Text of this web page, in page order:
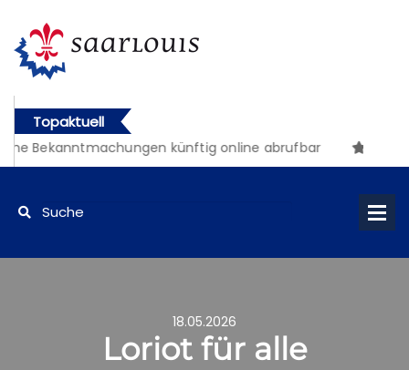
Topaktuell
Bekanntmachungen künftig online abrufbar
18.05.2026
Loriot für alle